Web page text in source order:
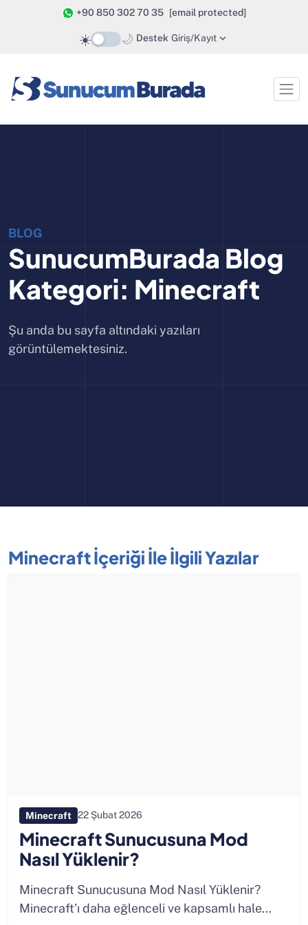
+90 850 302 70 35 [email protected]
☀️ 🌙 Destek Giriş/Kayıt
BLOG
SunucumBurada Blog
Kategori: Minecraft
Şu anda bu sayfa altındaki yazıları
görüntülemektesiniz.
Minecraft İçeriği İle İlgili Yazılar
Minecraft 22 Şubat 2026
Minecraft Sunucusuna Mod
Nasıl Yüklenir?
Minecraft Sunucusuna Mod Nasıl Yüklenir?
Minecraft’ı daha eğlenceli ve kapsamlı hale